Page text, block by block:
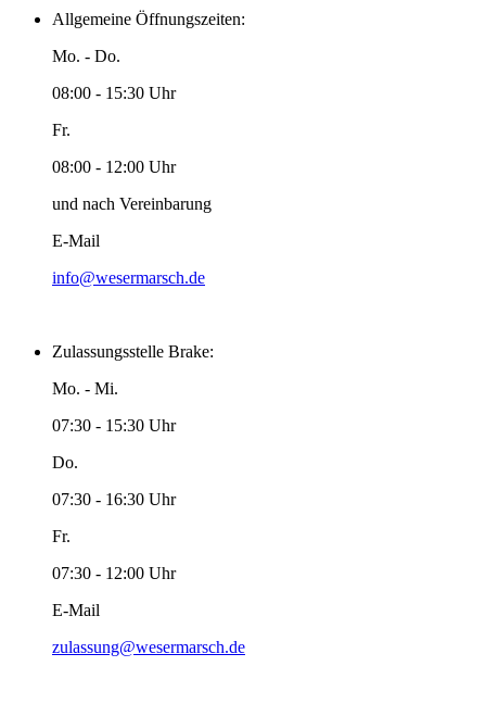
Allgemeine Öffnungszeiten:
Mo. - Do.
08:00 - 15:30 Uhr
Fr.
08:00 - 12:00 Uhr
und nach Vereinbarung
E-Mail
info@wesermarsch.de
Zulassungsstelle Brake:
Mo. - Mi.
07:30 - 15:30 Uhr
Do.
07:30 - 16:30 Uhr
Fr.
07:30 - 12:00 Uhr
E-Mail
zulassung@wesermarsch.de